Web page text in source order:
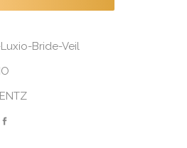
Bride-Veil